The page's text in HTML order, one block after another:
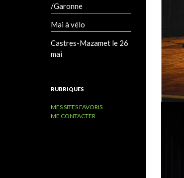
/Garonne
Mai à vélo
Castres-Mazamet le 26
mai
RUBRIQUES
MES SITES FAVORIS
ME CONTACTER